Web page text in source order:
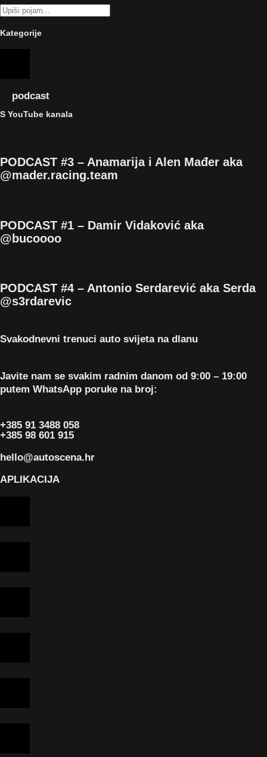
Kategorije
podcast
S YouTube kanala
PODCAST #3 – Anamarija i Alen Mađer aka
@mader.racing.team
PODCAST #1 – Damir Vidaković aka
@bucoooo
PODCAST #4 – Antonio Serdarević aka Serda
@s3rdarevic
Svakodnevni trenuci auto svijeta na dlanu
Javite nam se svakim radnim danom od 9:00 – 19:00
putem WhatsApp poruke na broj:
+385 91 3488 058
+385 98 601 915
hello@autoscena.hr
APLIKACIJA